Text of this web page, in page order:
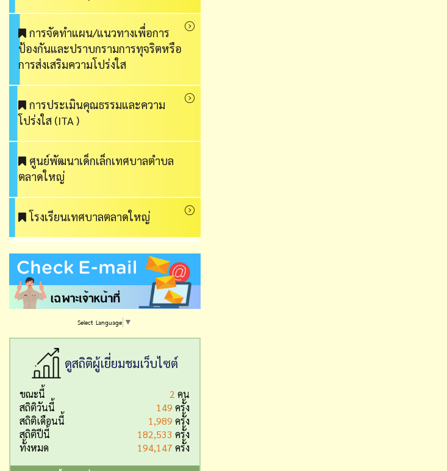
การจัดทำแผน/แนวทางเพื่อการ
ป้องกันและปราบกรามการทุจริตหรือ
การส่งเสริมความโปร่งใส
การประเมินคุณธรรมและความ
โปร่งใส (ITA )
ศูนย์พัฒนาเด็กเล็กเทศบาลตำบล
ตลาดใหญ่
โรงเรียนเทศบาลตลาดใหญ่
Select Language ▼
ดูสถิติผู้เยี่ยมชมเว็บไซต์
ขณะนี้ 2 คน
สถิติวันนี้
149 ครั้ง
สถิติเดือนนี้
1,989 ครั้ง
สถิติปีนี้
182,533 ครั้ง
ทั้งหมด
194,147 ครั้ง